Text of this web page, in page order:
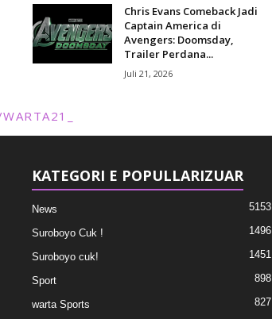
Chris Evans Comeback Jadi
Captain America di
Avengers: Doomsday,
Trailer Perdana...
Juli 21, 2026
KATEGORI E POPULLARIZUAR
News 5153
Suroboyo Cuk ! 1496
Suroboyo cuk! 1451
Sport 898
warta Sports 827